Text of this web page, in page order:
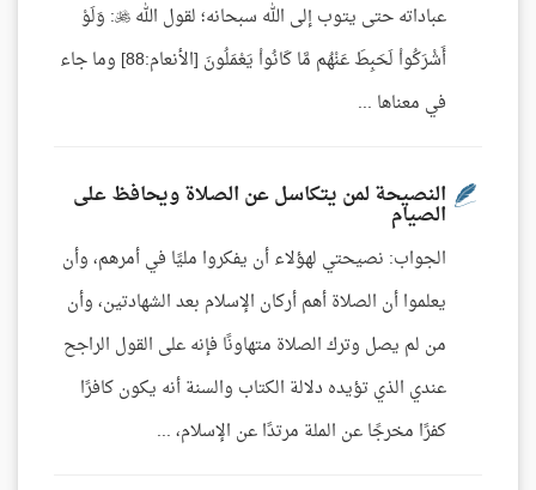
عباداته حتى يتوب إلى الله سبحانه؛ لقول الله : وَلَوْ
أَشْرَكُواْ لَحَبِطَ عَنْهُم مَّا كَانُواْ يَعْمَلُونَ [الأنعام:88] وما جاء
في معناها ...
النصيحة لمن يتكاسل عن الصلاة ويحافظ على
الصيام
الجواب: نصيحتي لهؤلاء أن يفكروا مليًا في أمرهم، وأن
يعلموا أن الصلاة أهم أركان الإسلام بعد الشهادتين، وأن
من لم يصل وترك الصلاة متهاونًا فإنه على القول الراجح
عندي الذي تؤيده دلالة الكتاب والسنة أنه يكون كافرًا
كفرًا مخرجًا عن الملة مرتدًا عن الإسلام، ...